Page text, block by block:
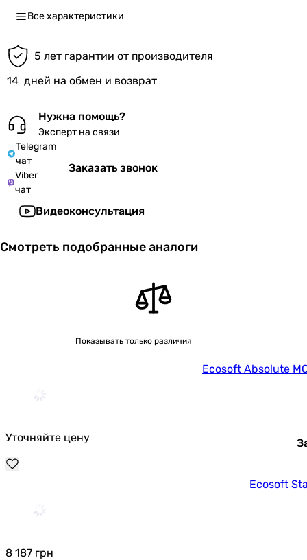
Все характеристики
5 лет гарантии от производителя
14 дней на обмен и возврат
Нужна помощь?
Эксперт на связи
Telegram
чат
Viber
чат
Заказать звонок
Видеоконсультация
Смотреть подобранные аналоги
Показывать только различия
Ecosoft Absolute
Уточняйте цену
Ecosoft
8 187 грн